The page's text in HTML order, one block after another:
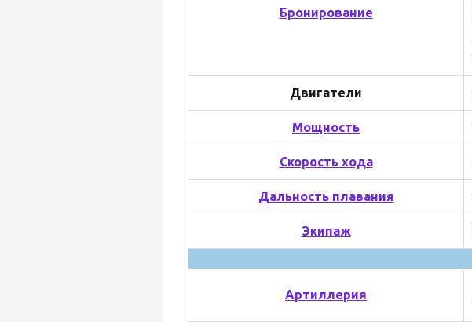
Бронирование
Двигатели
Мощность
Скорость хода
Дальность плавания
Экипаж
Артиллерия